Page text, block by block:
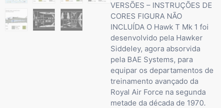
VERSÕES – INSTRUÇÕES DE
CORES FIGURA NÃO
INCLUÍDA O Hawk T Mk 1 foi
desenvolvido pela Hawker
Siddeley, agora absorvida
pela BAE Systems, para
equipar os departamentos de
treinamento avançado da
Royal Air Force na segunda
metade da década de 1970.